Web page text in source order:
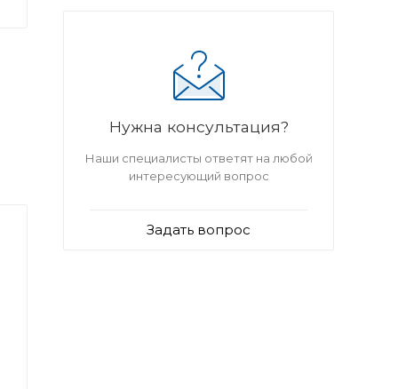
Нужна консультация?
Наши специалисты ответят на любой
интересующий вопрос
Задать вопрос